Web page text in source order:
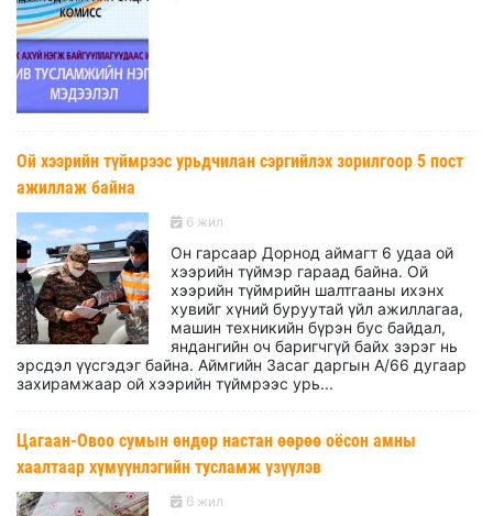
Ой хээрийн түймрээс урьдчилан сэргийлэх зорилгоор 5 пост
ажиллаж байна
6 жил
Он гарсаар Дорнод аймагт 6 удаа ой
хээрийн түймэр гараад байна. Ой
хээрийн түймрийн шалтгааны ихэнх
хувийг хүний буруутай үйл ажиллагаа,
машин техникийн бүрэн бус байдал,
яндангийн оч баригчгүй байх зэрэг нь
эрсдэл үүсгэдэг байна. Аймгийн Засаг даргын А/66 дугаар
захирамжаар ой хээрийн түймрээс урь...
Цагаан-Овоо сумын өндөр настан өөрөө оёсон амны
хаалтаар хүмүүнлэгийн тусламж үзүүлэв
6 жил